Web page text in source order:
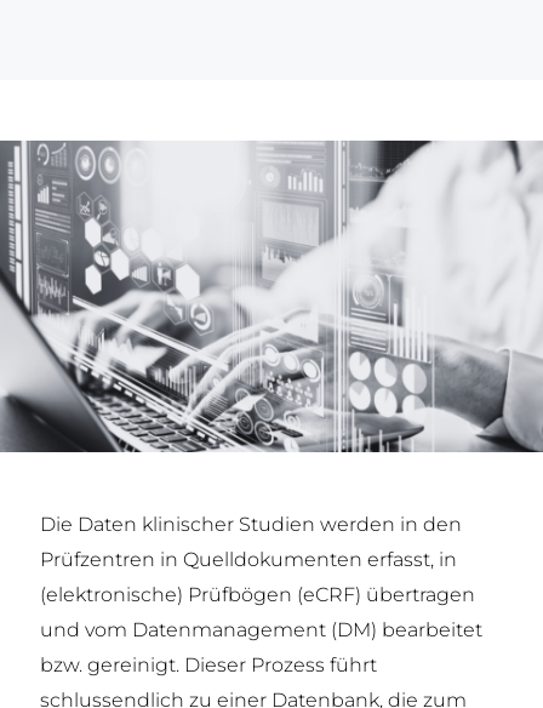
Die Daten klinischer Studien werden in den
Prüfzentren in Quelldokumenten erfasst, in
(elektronische) Prüfbögen (eCRF) übertragen
und vom Datenmanagement (DM) bearbeitet
bzw. gereinigt. Dieser Prozess führt
schlussendlich zu einer Datenbank, die zum